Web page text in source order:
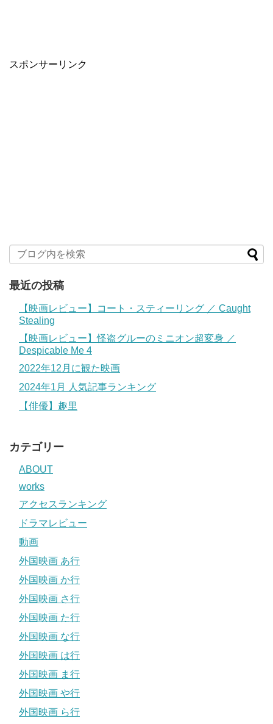
スポンサーリンク
最近の投稿
【映画レビュー】コート・スティーリング ／ Caught
Stealing
【映画レビュー】怪盗グルーのミニオン超変身 ／
Despicable Me 4
2022年12月に観た映画
2024年1月 人気記事ランキング
【俳優】趣里
カテゴリー
ABOUT
works
アクセスランキング
ドラマレビュー
動画
外国映画 あ行
外国映画 か行
外国映画 さ行
外国映画 た行
外国映画 な行
外国映画 は行
外国映画 ま行
外国映画 や行
外国映画 ら行